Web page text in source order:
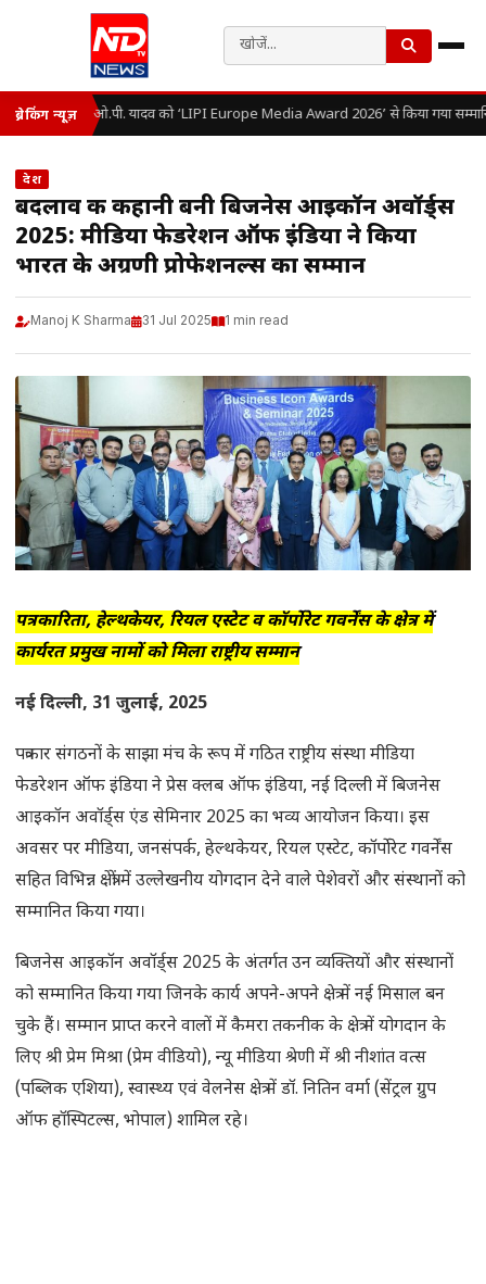
ब्रेकिंग न्यूज़डॉ. ओ.पी. यादव को ‘LIPI Europe Media Award 2026’ से किया गया
देश
बदलाव की कहानी बनी बिजनेस आइकॉन अवॉर्ड्स
2025: मीडिया फेडरेशन ऑफ इंडिया ने किया
भारत के अग्रणी प्रोफेशनल्स का सम्मान
Manoj K Sharma 31 Jul 2025 1 min read
पत्रकारिता, हेल्थकेयर, रियल एस्टेट व कॉर्पोरेट गवर्नेंस के क्षेत्र में
कार्यरत प्रमुख नामों को मिला राष्ट्रीय सम्मान
नई दिल्ली, 31 जुलाई, 2025
पत्रकार संगठनों के साझा मंच के रूप में गठित राष्ट्रीय संस्था मीडिया
फेडरेशन ऑफ इंडिया ने प्रेस क्लब ऑफ इंडिया, नई दिल्ली में बिजनेस
आइकॉन अवॉर्ड्स एंड सेमिनार 2025 का भव्य आयोजन किया। इस
अवसर पर मीडिया, जनसंपर्क, हेल्थकेयर, रियल एस्टेट, कॉर्पोरेट गवर्नेंस
सहित विभिन्न क्षेत्रों में उल्लेखनीय योगदान देने वाले पेशेवरों और संस्थानों को
सम्मानित किया गया।
बिजनेस आइकॉन अवॉर्ड्स 2025 के अंतर्गत उन व्यक्तियों और संस्थानों
को सम्मानित किया गया जिनके कार्य अपने-अपने क्षेत्र में नई मिसाल बन
चुके हैं। सम्मान प्राप्त करने वालों में कैमरा तकनीक के क्षेत्र में योगदान के
लिए श्री प्रेम मिश्रा (प्रेम वीडियो), न्यू मीडिया श्रेणी में श्री नीशांत वत्स
(पब्लिक एशिया), स्वास्थ्य एवं वेलनेस क्षेत्र में डॉ. नितिन वर्मा (सेंट्रल ग्रुप
ऑफ हॉस्पिटल्स, भोपाल) शामिल रहे।